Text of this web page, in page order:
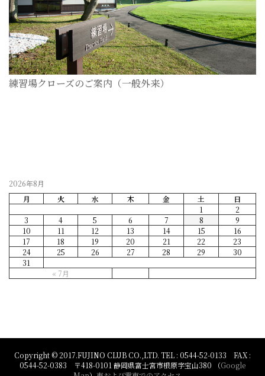
練習場クローズのご案内（一般外来）
2026年8月
月
火 水 木 金 土 日
« 7月
1
2
3
4 5 6 7 8
9
10
11 12 13 14 15
16
17
18 19 20 21 22
23
24
25 26 27 28 29
30
31
Copyright © 2017.FUJINO CLUB CO.,LTD. TEL : 0544-52-0133 FAX :
0544-52-0383 〒418-0101 静岡県富士宮市根原字宝山380 （Google